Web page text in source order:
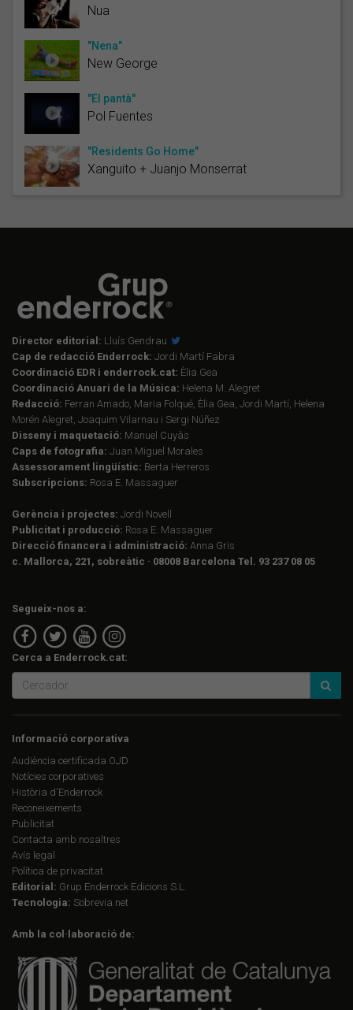
Nua
"Nena"
New George
"El pantà"
Pol Fuentes
"Residents Go Home"
Xanguito + Juanjo Monserrat
Director editorial: Lluís Gendrau
Cap de redacció Enderrock: Jordi Martí Fabra
Coordinació EDR i enderrock.cat: Èlia Gea
Coordinació Anuari de la Música: Helena M. Alegret
Redacció: Ferran Amado, Maria Folqué, Èlia Gea, Jordi Martí, Helena
Morén Alegret, Joaquim Vilarnau i Sergi Núñez
Disseny i maquetació: Manuel Cuyàs
Caps de fotografia: Juan Miguel Morales
Assessorament lingüístic: Berta Herreros
Subscripcions: Rosa E. Massaguer
Gerència i projectes: Jordi Novell
Publicitat i producció: Rosa E. Massaguer
Direcció financera i administració: Anna Gris
c. Mallorca, 221, sobreàtic · 08008 Barcelona Tel. 93 237 08 05
Segueix-nos a:
Cerca a Enderrock.cat:
Informació corporativa
Audiència certificada OJD
Notícies corporatives
Història d'Enderrock
Reconeixements
Publicitat
Contacta amb nosaltres
Avís legal
Política de privacitat
Editorial: Grup Enderrock Edicions S.L.
Tecnologia: Sobrevia.net
Amb la col·laboració de: